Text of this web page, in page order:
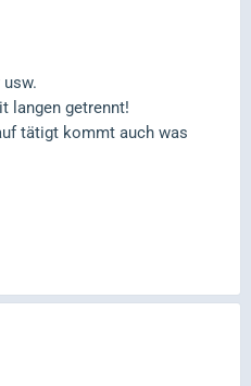
langen getrennt!
tätigt kommt auch was